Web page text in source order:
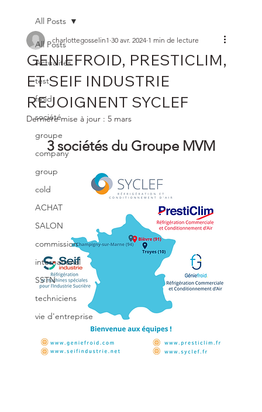
All Posts
Actualités
test
froid
société
groupe
company
group
cold
ACHAT
SALON
commission
international
SSTN
techniciens
vie d'entreprise
All Posts
GENIEFROID, PRESTICLIM,
ET SEIF INDUSTRIE
REJOIGNENT SYCLEF
charlottegosselin1 30 avr. 2024 1 min de lecture
Dernière mise à jour : 5 mars
3 sociétés du Groupe MVM